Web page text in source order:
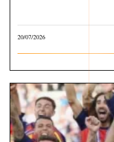
20/07/2026